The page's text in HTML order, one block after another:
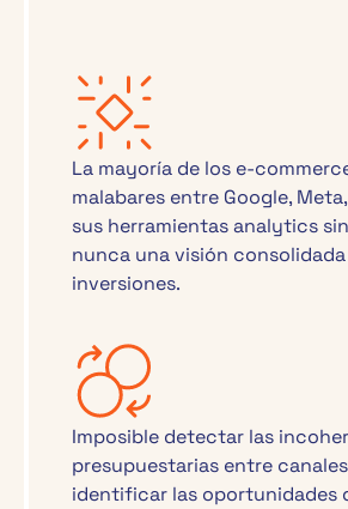
La mayoría de los e-
malabares entre Google,
sus herramientas analytics
nunca una visión
inversiones.
Imposible detectar las
presupuestarias entre
identificar las oportunidades